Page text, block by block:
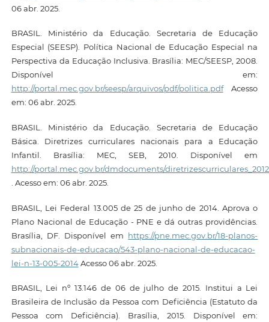
06 abr. 2025.
BRASIL. Ministério da Educação. Secretaria de Educação
Especial (SEESP). Política Nacional de Educação Especial na
Perspectiva da Educação Inclusiva. Brasília: MEC/SEESP, 2008.
Disponível em:
http://portal.mec.gov.br/seesp/arquivos/pdf/politica.pdfAcesso
em: 06 abr. 2025.
BRASIL. Ministério da Educação. Secretaria de Educação
Básica. Diretrizes curriculares nacionais para a Educação
Infantil. Brasília: MEC, SEB, 2010. Disponível em
http://portal.mec.gov.br/dmdocuments/
. Acesso em: 06 abr. 2025.
BRASIL, Lei Federal 13.005 de 25 de junho de 2014. Aprova o
Plano Nacional de Educação - PNE e dá outras providências.
Brasília, DF. Disponível em https://pne.mec.gov.br/18-planos-
subnacionais-de-educacao/543-plano-nacional-de-educacao-
lei-n-13-005-2014Acesso 06 abr. 2025.
BRASIL, Lei nº 13.146 de 06 de julho de 2015. Institui a Lei
Brasileira de Inclusão da Pessoa com Deficiência (Estatuto da
Pessoa com Deficiência). Brasília, 2015. Disponível em: